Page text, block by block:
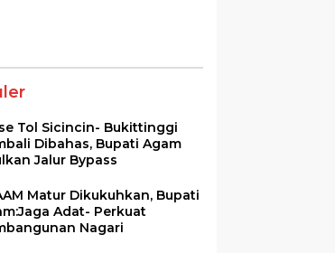
Tol Sicincin- Bukittinggi
Dibahas, Bupati Agam
Jalur Bypass
Matur Dikukuhkan, Bupati
Adat- Perkuat
Nagari